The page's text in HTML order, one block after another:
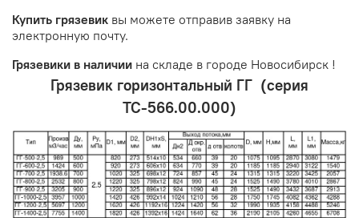
Купить грязевик вы можете отправив заявку на
электронную почту.
Грязевики в наличии на складе в городе Новосибирск !
Грязевик горизонтальный ГГ (серия
ТС-566.00.000)